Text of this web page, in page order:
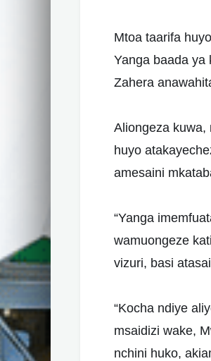
Mtoa taarifa
Yanga baada ya
Zahera
Aliongeza kuwa,
huyo
amesaini
“Yanga
wamuongeze
vizuri, basi
“Kocha ndiye
msaidizi wake,
nchini huko,